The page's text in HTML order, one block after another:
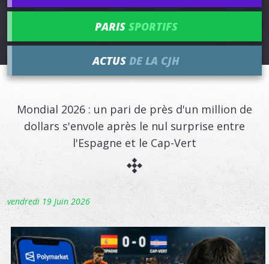
PARIS SPORTIFS
ACTUS DE LA CJH
Mondial 2026 : un pari de près d'un million de
dollars s'envole après le nul surprise entre
l'Espagne et le Cap-Vert
vendredi 19 Juin 2026